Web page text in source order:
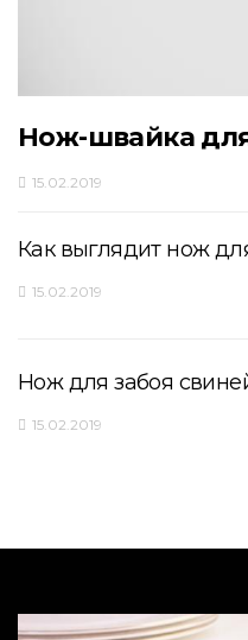
Нож-швайка
15.02.2019
Как выглядит нож
15.02.2019
Нож для забоя
15.02.2019